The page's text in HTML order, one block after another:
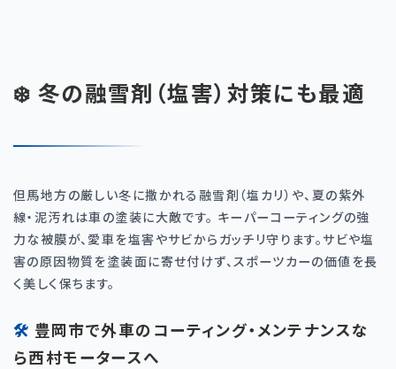
❄️ 冬の融雪剤（塩害）対策にも最適
但馬地方の厳しい冬に撒かれる融雪剤（塩カリ）や、夏の紫外
線・泥汚れは車の塗装に大敵です。 キーパーコーティングの強
力な被膜が、愛車を塩害やサビからガッチリ守ります。サビや塩
害の原因物質を塗装面に寄せ付けず、スポーツカーの価値を長
く美しく保ちます。
🛠️ 豊岡市で外車のコーティング・メンテナンスな
ら西村モータースへ